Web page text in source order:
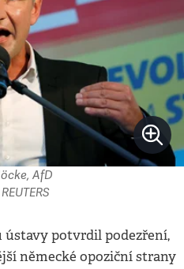
AfD
ústavy potvrdil podezření,
německé opoziční strany